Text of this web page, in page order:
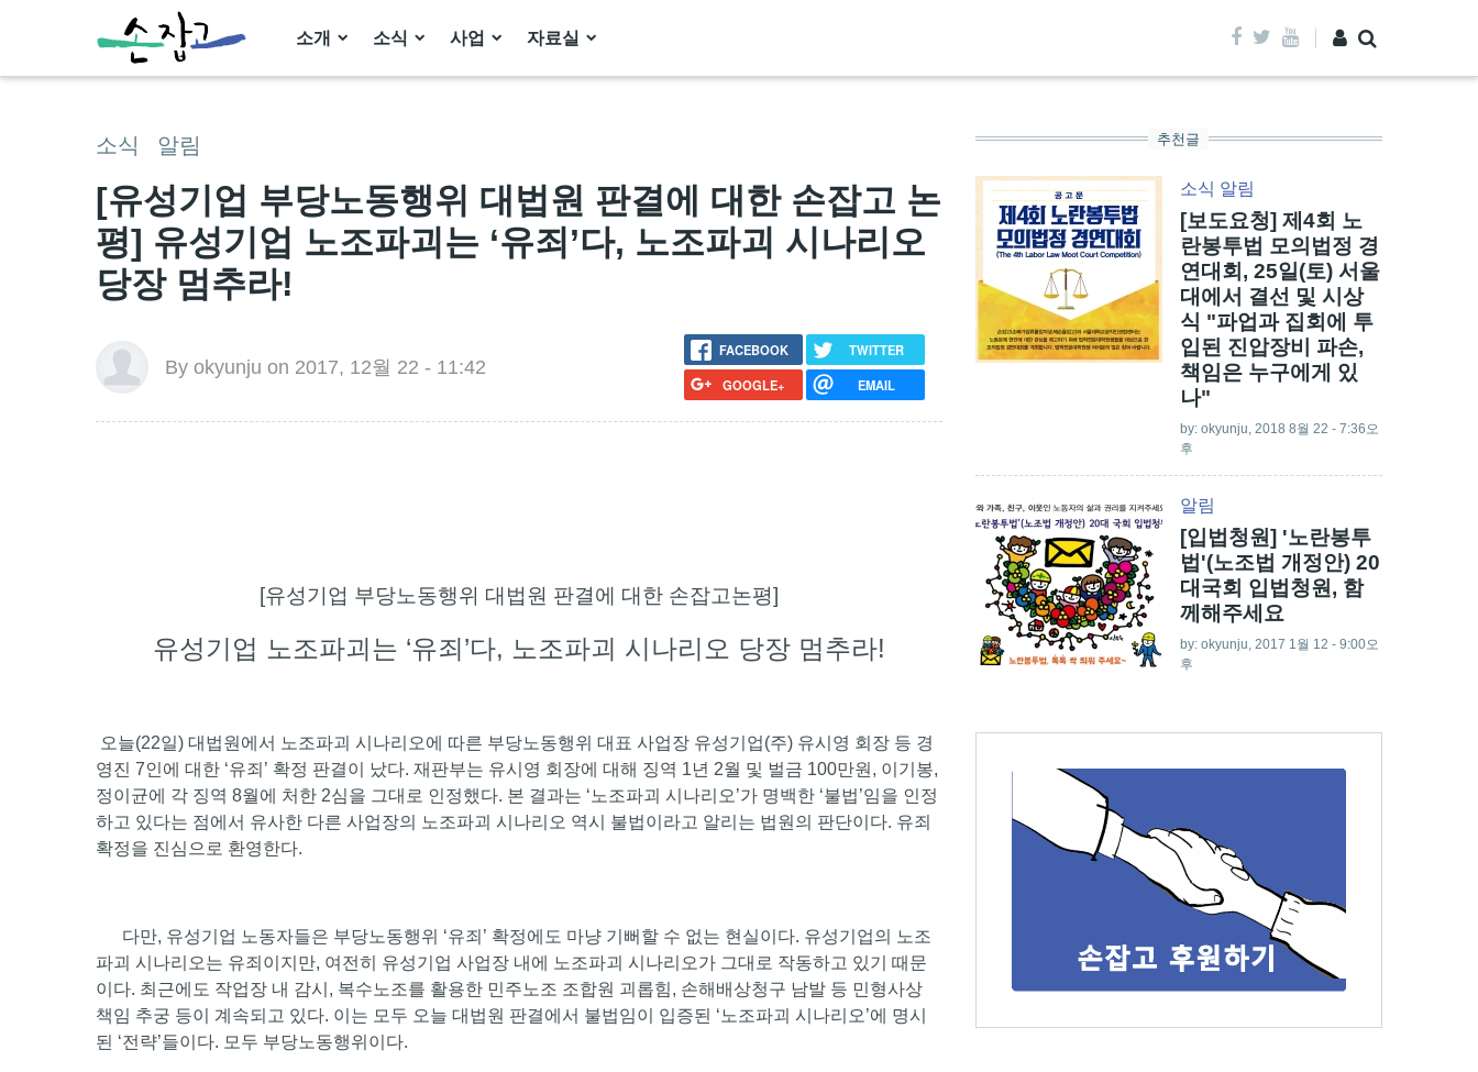
소개 소식 사업 자료실
소식 알림
[유성기업 부당노동행위 대법원 판결에 대한 손잡고 논
평] 유성기업 노조파괴는 ‘유죄’다, 노조파괴 시나리오
당장 멈추라!
By okyunju on 2017, 12월 22 - 11:42
FACEBOOK
TWITTER
GOOGLE+
EMAIL
[유성기업 부당노동행위 대법원 판결에 대한 손잡고논평]
유성기업 노조파괴는 ‘유죄’다, 노조파괴 시나리오 당장 멈추라!
오늘(22일) 대법원에서 노조파괴 시나리오에 따른 부당노동행위 대표 사업장 유성기업(주) 유시영 회장 등 경
영진 7인에 대한 ‘유죄’ 확정 판결이 났다. 재판부는 유시영 회장에 대해 징역 1년 2월 및 벌금 100만원, 이기봉,
정이균에 각 징역 8월에 처한 2심을 그대로 인정했다. 본 결과는 ‘노조파괴 시나리오’가 명백한 ‘불법’임을 인정
하고 있다는 점에서 유사한 다른 사업장의 노조파괴 시나리오 역시 불법이라고 알리는 법원의 판단이다. 유죄
확정을 진심으로 환영한다.
다만, 유성기업 노동자들은 부당노동행위 ‘유죄’ 확정에도 마냥 기뻐할 수 없는 현실이다. 유성기업의 노조
파괴 시나리오는 유죄이지만, 여전히 유성기업 사업장 내에 노조파괴 시나리오가 그대로 작동하고 있기 때문
이다. 최근에도 작업장 내 감시, 복수노조를 활용한 민주노조 조합원 괴롭힘, 손해배상청구 남발 등 민형사상
책임 추궁 등이 계속되고 있다. 이는 모두 오늘 대법원 판결에서 불법임이 입증된 ‘노조파괴 시나리오’에 명시
된 ‘전략’들이다. 모두 부당노동행위이다.
추천글
소식 알림
[보도요청] 제4회 노
란봉투법 모의법정 경
연대회, 25일(토) 서울
대에서 결선 및 시상
식 "파업과 집회에 투
입된 진압장비 파손,
책임은 누구에게 있
나"
by: okyunju, 2018 8월 22 - 7:36오
후
알림
[입법청원] '노란봉투
법'(노조법 개정안) 20
대국회 입법청원, 함
께해주세요
by: okyunju, 2017 1월 12 - 9:00오
후